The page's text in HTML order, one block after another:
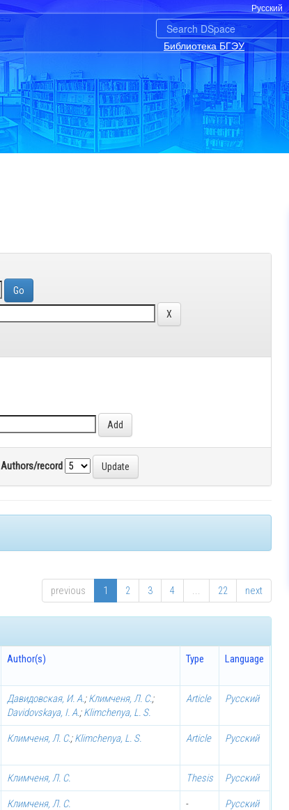
Русский
Библиотека БГЭУ
Authors/record
previous 1 2 3 4 ... 22 next
Author(s) Type Language
Давидовская, И. А.;Климченя, Л. С.;
Davidovskaya, I. A.;Klimchenya, L. S.
Article Русский
Климченя, Л. С.;Klimchenya, L. S. Article Русский
Климченя, Л. С. Thesis Русский
Климченя, Л. С. - Русский